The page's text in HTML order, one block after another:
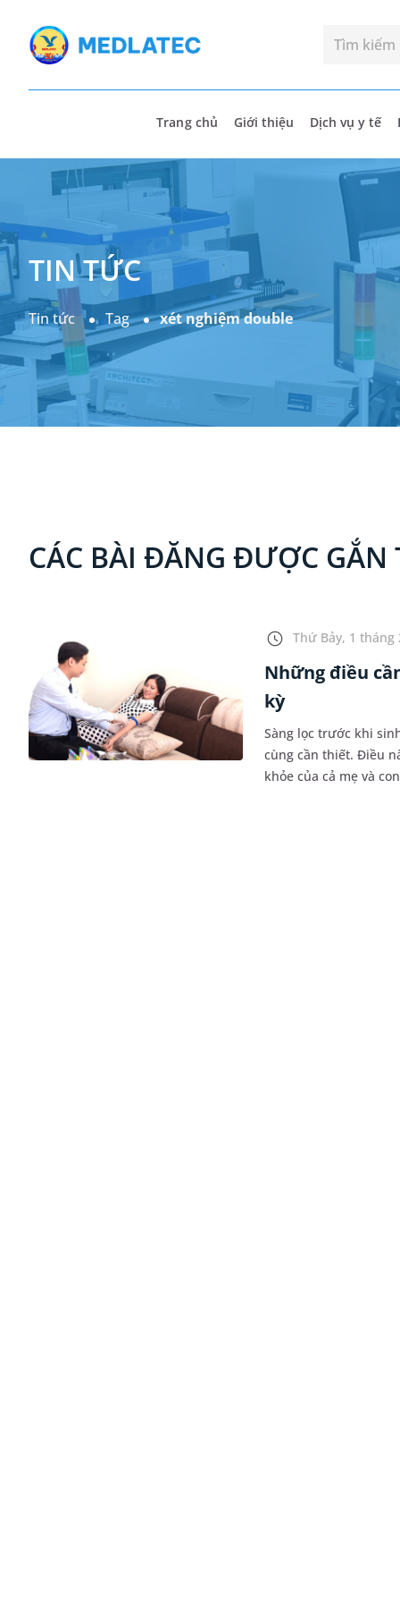
Trang chủ Giới thiệu Dịch vụ y tế
TIN TỨC
Tin tức Tag xét nghiệm double
CÁC BÀI ĐĂNG ĐƯỢC GẮN
Thứ Bảy, 1 tháng
Những điều
kỳ
Sàng lọc trước khi
cùng cần thiết. Điều
khỏe của cả mẹ và